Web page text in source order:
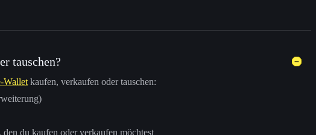
tauschen?
Wallet kaufen, verkaufen oder tauschen:
den du kaufen oder verkaufen möchtest